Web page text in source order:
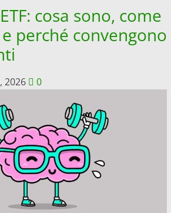
cosa sono, come
perché convengono
2026 0